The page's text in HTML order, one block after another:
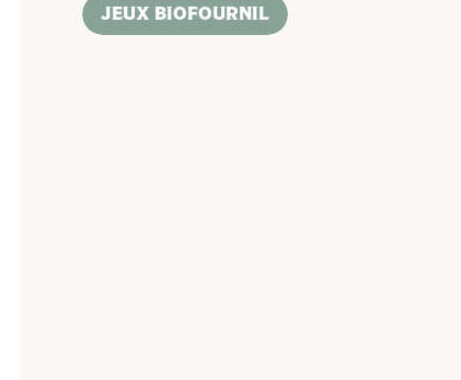
JEUX BIOFOURNIL